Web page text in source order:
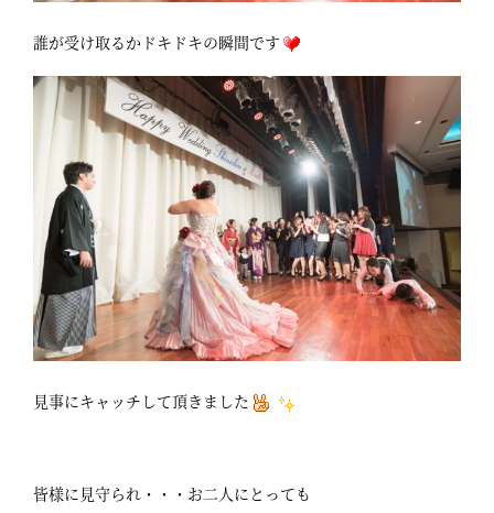
誰が受け取るかドキドキの瞬間です
見事にキャッチして頂きました
皆様に見守られ・・・お二人にとっても